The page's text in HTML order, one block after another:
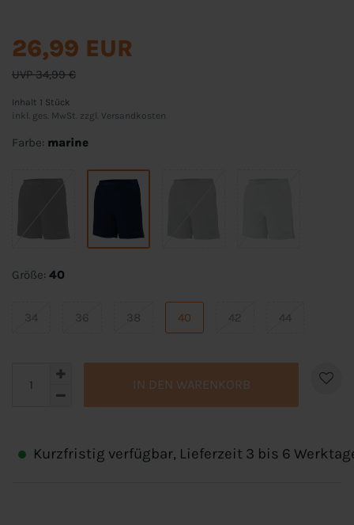
UVP 34,99 €
26,99 EUR
Inhalt 1 Stück
inkl. ges. MwSt. zzgl.
Versandkosten
Farbe: marine
Größe: 40
34 36 38 40 42 44
IN DEN WARENKORB
Kurzfristig verfügbar, Lieferzeit 3 bis 6